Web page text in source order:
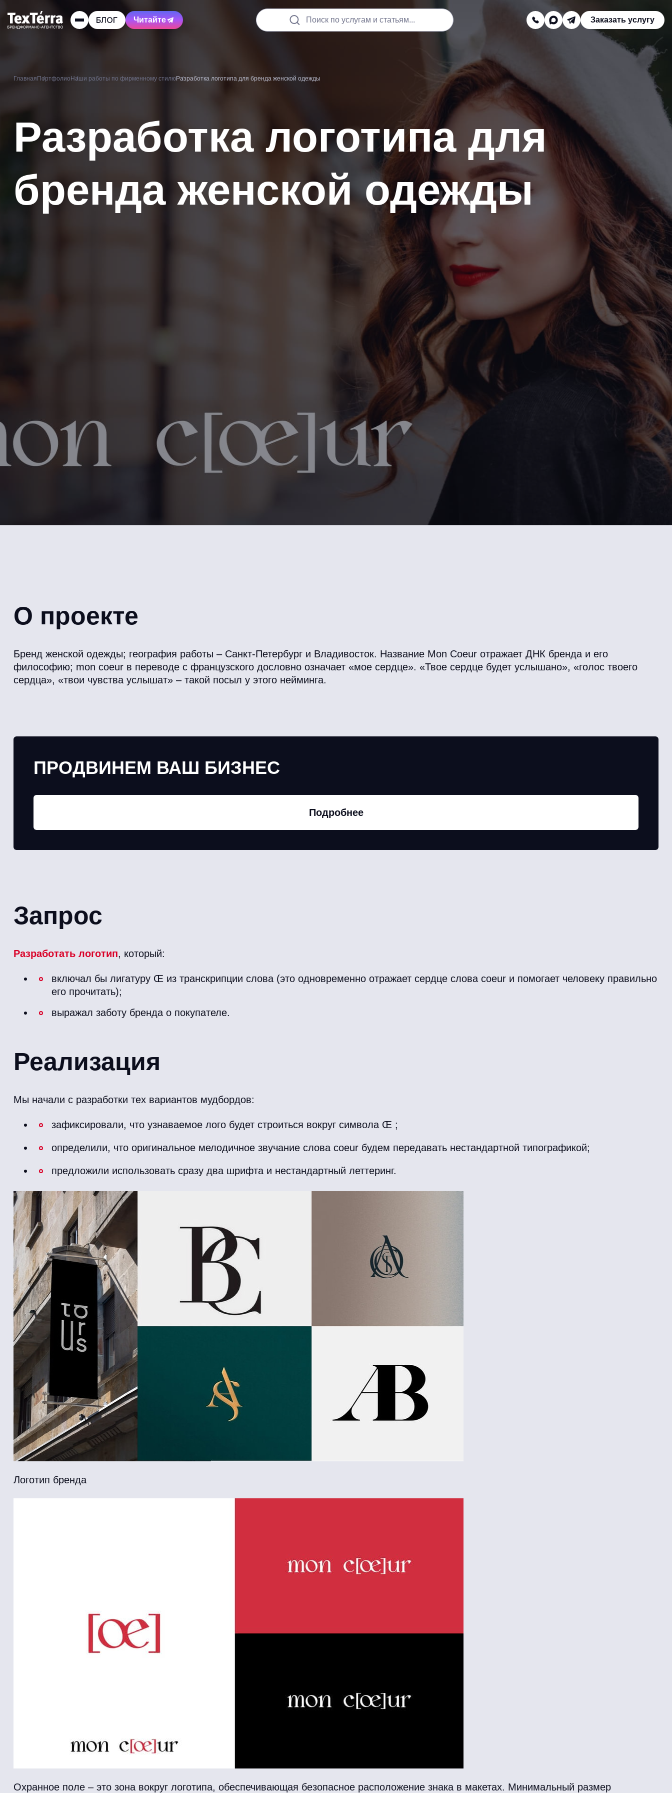
Читайте Поиск по услугам и статьям...
Телефон отдела продаж:
8 (800) 775-16-41
mail@texterra.ru
Заказать услугу
Главная Портфолио Наши работы по фирменному стилюРазработка логотипа для бренда женской одежды
Разработка логотипа для
бренда женской одежды
О проекте
Бренд женской одежды; география работы – Санкт-Петербург и Владивосток. Название Mon Coeur отражает ДНК бренда и его
философию; mon coeur в переводе с французского дословно означает «мое сердце». «Твое сердце будет услышано», «голос твоего
сердца», «твои чувства услышат» – такой посыл у этого нейминга.
ПРОДВИНЕМ ВАШ БИЗНЕС
Подробнее
Запрос
Разработать логотип, который:
включал бы лигатуру Œ из транскрипции слова (это одновременно отражает сердце слова coeur и помогает человеку правильно
его прочитать);
выражал заботу бренда о покупателе.
Реализация
Мы начали с разработки тех вариантов мудбордов:
зафиксировали, что узнаваемое лого будет строиться вокруг символа Œ ;
определили, что оригинальное мелодичное звучание слова coeur будем передавать нестандартной типографикой;
предложили использовать сразу два шрифта и нестандартный леттеринг.
Логотип бренда
Охранное поле – это зона вокруг логотипа, обеспечивающая безопасное расположение знака в макетах. Минимальный размер